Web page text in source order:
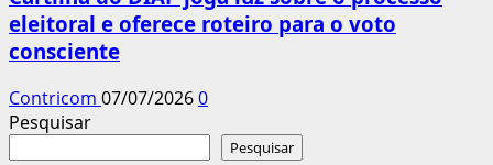
eleitoral e oferece roteiro para o voto
consciente
Contricom 07/07/20260
Pesquisar
Pesquisar